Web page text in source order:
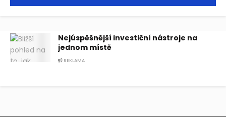
Nejúspěšnější investiční nástroje na
jednom místě
REKLAMA